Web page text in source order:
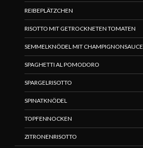
REIBEPLÄTZCHEN
RISOTTO MIT GETROCKNETEN TOMATEN
SEMMELKNÖDEL MIT CHAMPIGNONSAUCE
SPAGHETTI AL POMODORO
SPARGELRISOTTO
SPINATKNÖDEL
TOPFENNOCKEN
ZITRONENRISOTTO